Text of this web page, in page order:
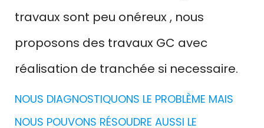
travaux sont peu onéreux , nous
proposons des travaux GC avec
réalisation de tranchée si necessaire.
NOUS DIAGNOSTIQUONS LE PROBLÈME MAIS
NOUS POUVONS RÉSOUDRE AUSSI LE